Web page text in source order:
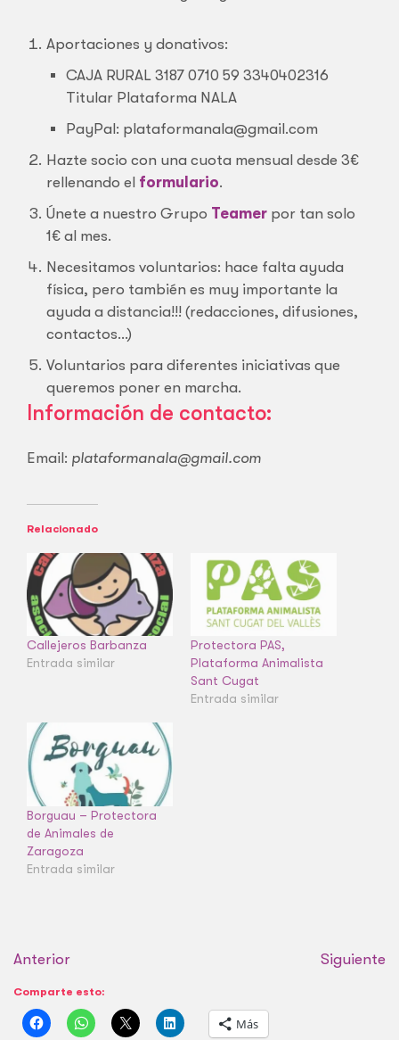
Aportaciones y donativos:
CAJA RURAL 3187 0710 59 3340402316
Titular Plataforma NALA
PayPal: plataformanala@gmail.com
Hazte socio con una cuota mensual desde 3€
rellenando el formulario.
Únete a nuestro Grupo Teamer por tan solo
1€ al mes.
Necesitamos voluntarios: hace falta ayuda
física, pero también es muy importante la
ayuda a distancia!!! (redacciones, difusiones,
contactos…)
Voluntarios para diferentes iniciativas que
queremos poner en marcha.
Información de contacto:
Email: plataformanala@gmail.com
Relacionado
Callejeros Barbanza
Entrada similar
Protectora PAS,
Plataforma Animalista
Sant Cugat
Entrada similar
Borguau – Protectora
de Animales de
Zaragoza
Entrada similar
Anterior Siguiente
Comparte esto:
Más